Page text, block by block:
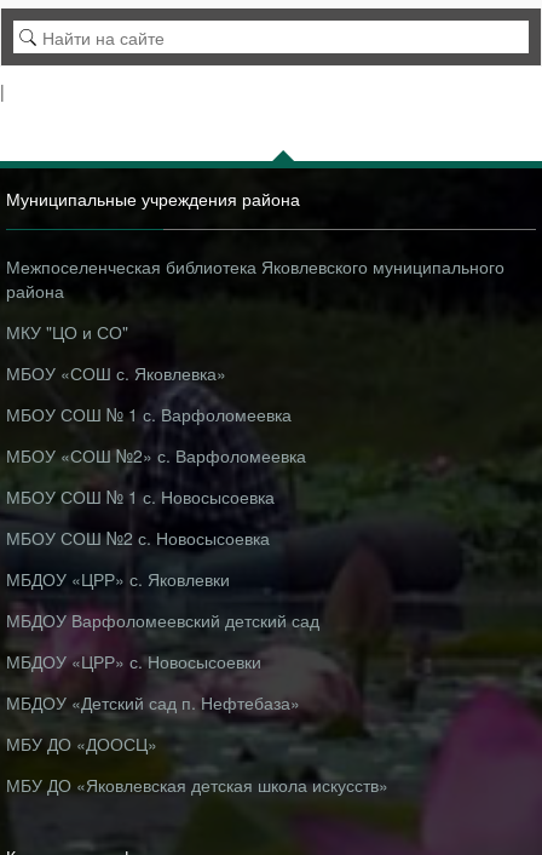
|
Муниципальные учреждения района
Межпоселенческая библиотека Яковлевского муниципального
района
МКУ "ЦО и СО"
МБОУ «СОШ с. Яковлевка»
МБОУ СОШ № 1 с. Варфоломеевка
МБОУ «СОШ №2» с. Варфоломеевка
МБОУ СОШ № 1 с. Новосысоевка
МБОУ СОШ №2 с. Новосысоевка
МБДОУ «ЦРР» с. Яковлевки
МБДОУ Варфоломеевский детский сад
МБДОУ «ЦРР» с. Новосысоевки
МБДОУ «Детский сад п. Нефтебаза»
МБУ ДО «ДООСЦ»
МБУ ДО «Яковлевская детская школа искусств»